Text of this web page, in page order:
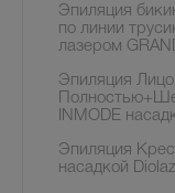
Эпиляция
по линии
лазером
Эпиляция Лицо
INMODE
Эпиляция
насадкой